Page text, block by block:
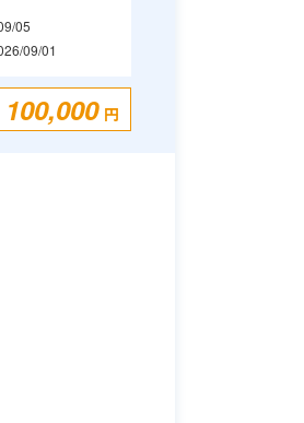
05
09/01
100,000 円